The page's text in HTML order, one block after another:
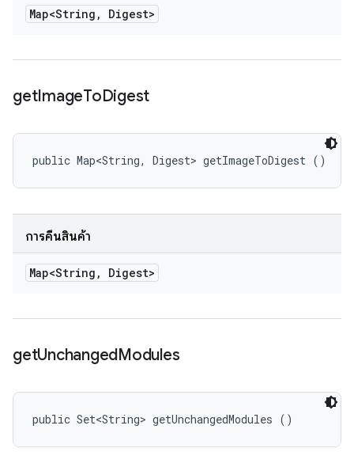
Map<String , Digest>
getImageToDigest
public Map<String, Digest> getImageToDigest ()
การคืนสินค้า
Map<String , Digest>
getUnchangedModules
public Set<String> getUnchangedModules ()